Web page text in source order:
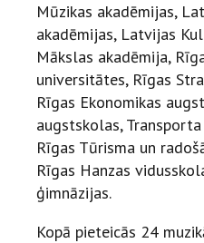
Mūzikas akadēmijas,
akadēmijas, Latvijas
Mākslas akadēmija,
universitātes, Rīgas
Rīgas Ekonomikas
augstskolas,
Rīgas Tūrisma un
Rīgas Hanzas
ģimnāzijas.
Kopā pieteicās 24